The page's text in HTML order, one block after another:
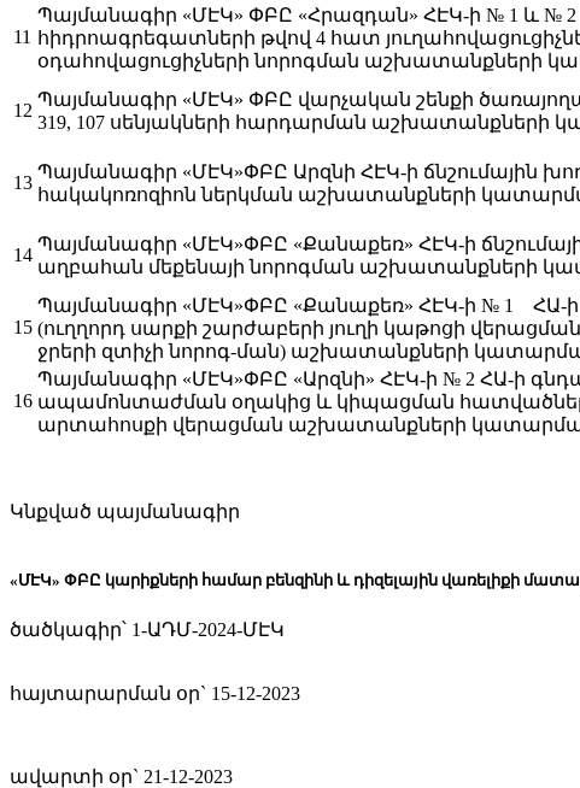
11
Պայմանագիր «ՄԷԿ» ՓԲԸ «Հրազդան» ՀԷԿ-ի № 1 և № 2
հիդրոագրեգատների թվով 4 հատ
օդահովացուցիչների նորոգման աշխատանքների
12
Պայմանագիր «ՄԷԿ» ՓԲԸ վարչական շենքի
319, 107 սենյակների հարդարման աշխատանքների
13
Պայմանագիր «ՄԷԿ»ՓԲԸ Արզնի ՀԷԿ-ի ճնշումային
հակակոռոզիոն ներկման աշխատանքների
14
Պայմանագիր «ՄԷԿ»ՓԲԸ «Քանաքեռ» ՀԷԿ-ի
աղբահան մեքենայի նորոգման աշխատանքների
15
Պայմանագիր «ՄԷԿ»ՓԲԸ «Քանաքեռ» ՀԷԿ-ի № 1 ՀԱ-
(ուղղորդ սարքի շարժաբերի յուղի կաթոցի
ջրերի զտիչի նորոգ-ման) աշխատանքների
16
Պայմանագիր «ՄԷԿ»ՓԲԸ «Արզնի» ՀԷԿ-ի № 2 ՀԱ-ի
ապամոնտաժման օղակից և կիպացման
արտահոսքի վերացման աշխատանքների
Կնքված պայմանագիր
«ՄԷԿ» ՓԲԸ կարիքների համար բենզինի և դիզելային վառելիքի
ծածկագիր՝ 1-ԱԴՄ-2024-ՄԷԿ
հայտարարման օր` 15-12-2023
ավարտի օր` 21-12-2023